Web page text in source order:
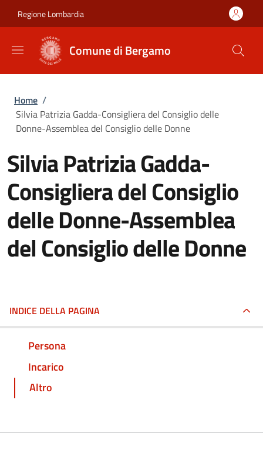
Regione Lombardia
Comune di Bergamo
Briciole di pane
Home /
Silvia Patrizia Gadda-Consigliera del Consiglio delle
Donne-Assemblea del Consiglio delle Donne
Silvia Patrizia Gadda-
Consigliera del Consiglio
delle Donne-Assemblea
del Consiglio delle Donne
INDICE DELLA PAGINA
Persona
Incarico
Altro